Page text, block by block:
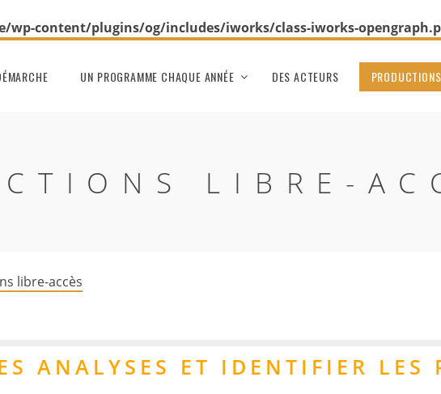
content/plugins/og/includes/iworks/class-iworks-
UN PROGRAMME CHAQUE ANNÉE DES ACTEURS
LIBRE-
libre-accès
ANALYSES ET IDENTIFIER LES